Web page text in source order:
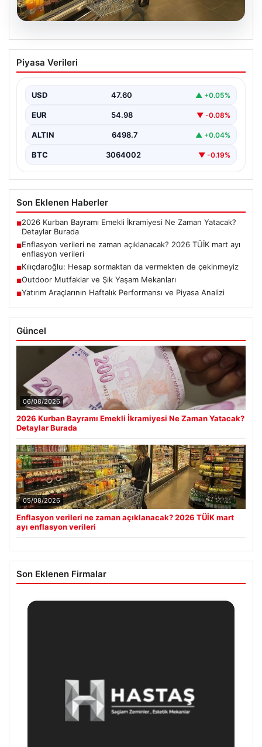
05.08.2026
Enflasyon verileri ne zaman
açıklanacak? 2026 TÜİK mart ayı
Piyasa Verileri
USD 47.60 ▲ +0.05%
EUR 54.98 ▼ -0.08%
ALTIN 6498.7 ▲ +0.04%
BTC 3064002 ▼ -0.19%
Son Eklenen Haberler
■2026 Kurban Bayramı Emekli İkramiyesi Ne Zaman Yatacak?
Detaylar Burada
■Enflasyon verileri ne zaman açıklanacak? 2026 TÜİK mart ayı
enflasyon verileri
■Kılıçdaroğlu: Hesap sormaktan da vermekten de çekinmeyiz
■Outdoor Mutfaklar ve Şık Yaşam Mekanları
■Yatırım Araçlarının Haftalık Performansı ve Piyasa Analizi
Güncel
06/08/2026
2026 Kurban Bayramı Emekli İkramiyesi Ne Zaman Yatacak?
Detaylar Burada
05/08/2026
Enflasyon verileri ne zaman açıklanacak? 2026 TÜİK mart
ayı enflasyon verileri
Son Eklenen Firmalar